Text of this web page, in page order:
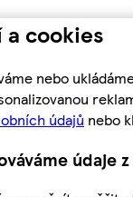
a cookies
nebo
údajů nebo
údaje